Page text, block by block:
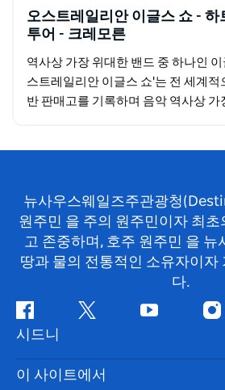
오스트레일리안 이글스 쇼 - 하
투어 - 크레모른
역사상 가장 위대한 밴드 중 하나인
스트레일리안 이글스 쇼'는 전 세계적
반 판매고를 기록하며 음악 역사상 가
뉴사우스웨일즈주관광청
원주민 을 주의 원주민이자 최
고 존중하며, 호주 원주민 을 뉴
땅과 물의 전통적인 소유자이자
다.
페
이
스
북
지
귀
다
유
브
인
타
시드니
문의하기
이 사이트에서